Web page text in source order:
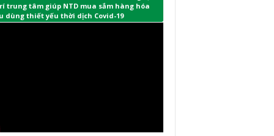
trung tâm giúp NTD mua sắm hàng hóa
dùng thiết yếu thời dịch Covid-19